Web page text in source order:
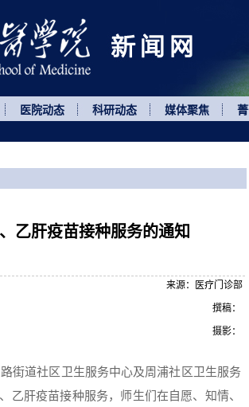
医院动态 科研动态 媒体聚焦
乙肝疫苗接种服务的通知
来源：医疗门诊部
撰稿：
摄影：
街道社区卫生服务中心及周浦社区卫生服务
乙肝疫苗接种服务，师生们在自愿、知情、